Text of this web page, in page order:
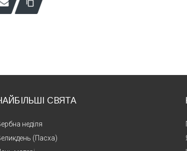
СВЯТА
неділя
(Пасха)